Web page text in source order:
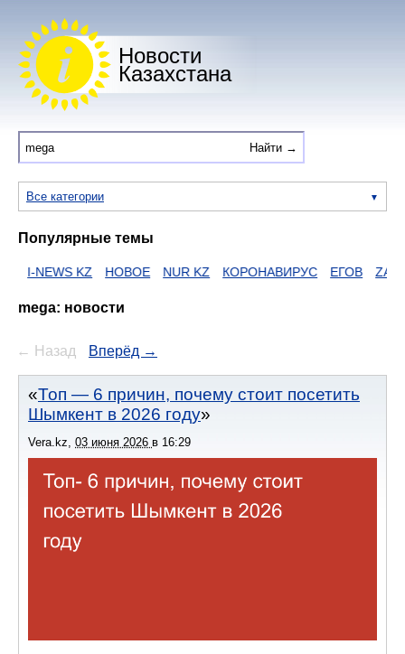
Новости
Казахстана
Все категории
Популярные темы
KZ НОВОЕ NUR KZ КОРОНАВИРУС ЕГОВ ZAKON
mega: новости
← Назад Вперёд →
Топ — 6 причин, почему стоит посетить
Шымкент в 2026 году
Vera.kz, 03 июня 2026 в 16:29